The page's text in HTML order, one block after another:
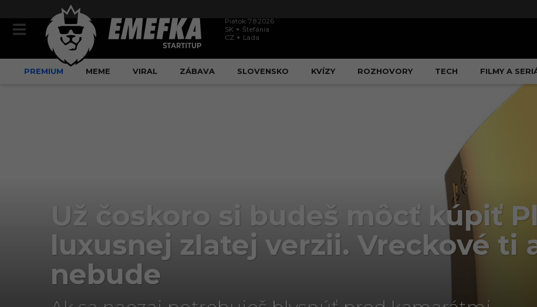
Piatok 7.8.2026
SK
Štefánia
CZ
Lada
PREMIUM MEME VIRAL ZÁBAVA SLOVENSKO KVÍZY ROZHOVORY TECH FILMY A
Už čoskoro si budeš môcť kúpiť
luxusnej zlatej verzii. Vreckové ti
nebude